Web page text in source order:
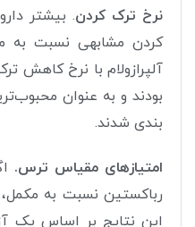
نرخ ترک کردن. بیشتر
کردن مشابهی نسبت به
آلپرازولام با نرخ کاهش
بودند و به عنوان
بندی شدند.
امتیازهای مقیاس ترس.
رباکستین نسبت به
این نتایج بر اساس یک